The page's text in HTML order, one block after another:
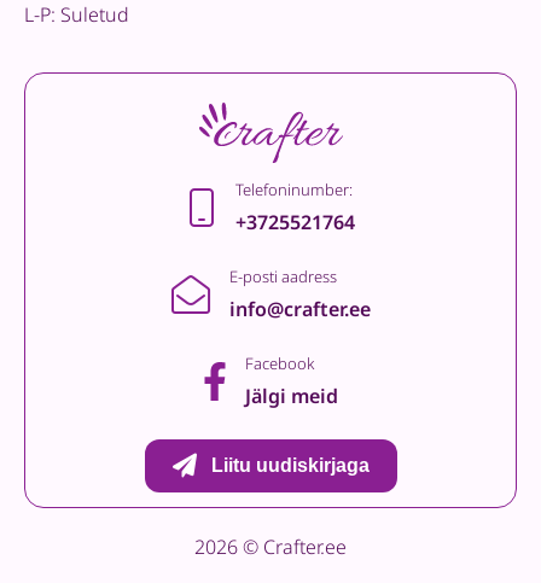
L-P: Suletud
Telefoninumber:
+3725521764
E-posti aadress
info@crafter.ee
Facebook
Jälgi meid
Liitu uudiskirjaga
2026 © Crafter.ee